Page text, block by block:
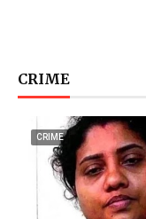
CRIME
CRIME